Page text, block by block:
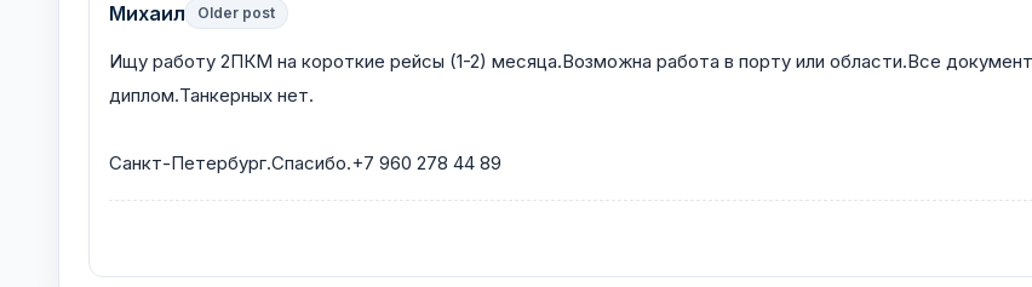
Михаил Older post
Ищу работу 2ПКМ на короткие рейсы (1-2) месяца.Возможна работа в порту или области.Все
диплом.Танкерных нет.
Санкт-Петербург.Спасибо.+7 960 278 44 89